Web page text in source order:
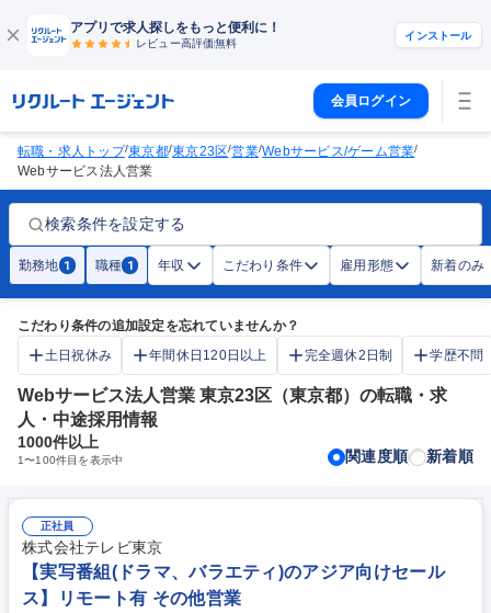
アプリで求人探しをもっと便利に！
レビュー高評価無料
インストール
会員ログイン
転職・求人トップ/東京都/東京23区/営業/Webサービス/ゲーム営業/
Webサービス法人営業
検索条件を設定する
勤務地 1 職種 1 年収 こだわり条件 雇用形態 新着のみ
こだわり条件の追加設定を忘れていませんか？
土日祝休み
年間休日120日以上 完全週休2日制 学歴不問
Webサービス法人営業 東京23区（東京都）の転職・求
人・中途採用情報
1000件以上
1〜100件目を表示中 関連度順 新着順
正社員
株式会社テレビ東京
【実写番組(ドラマ、バラエティ)のアジア向けセール
ス】リモート有 その他営業